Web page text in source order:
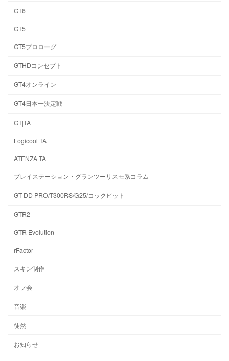
GT6
GT5
GT5プロローグ
GTHDコンセプト
GT4オンライン
GT4日本一決定戦
GT|TA
Logicool TA
ATENZA TA
プレイステーション・グランツーリスモ系コラム
GT DD PRO/T300RS/G25/コックピット
GTR2
GTR Evolution
rFactor
スキン制作
オフ会
音楽
徒然
お知らせ